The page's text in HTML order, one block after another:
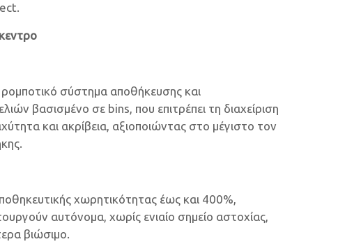
σύστημα αποθήκευσης και
βασισμένο σε bins, που επιτρέπει τη διαχείριση
και ακρίβεια, αξιοποιώντας στο μέγιστο τον
χωρητικότητας έως και 400%,
αυτόνομα, χωρίς ενιαίο σημείο αστοχίας,
βιώσιμο.